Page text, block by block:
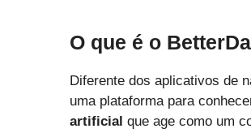
O que é o
Diferente dos aplicativos de
uma plataforma para
artificial que age como um